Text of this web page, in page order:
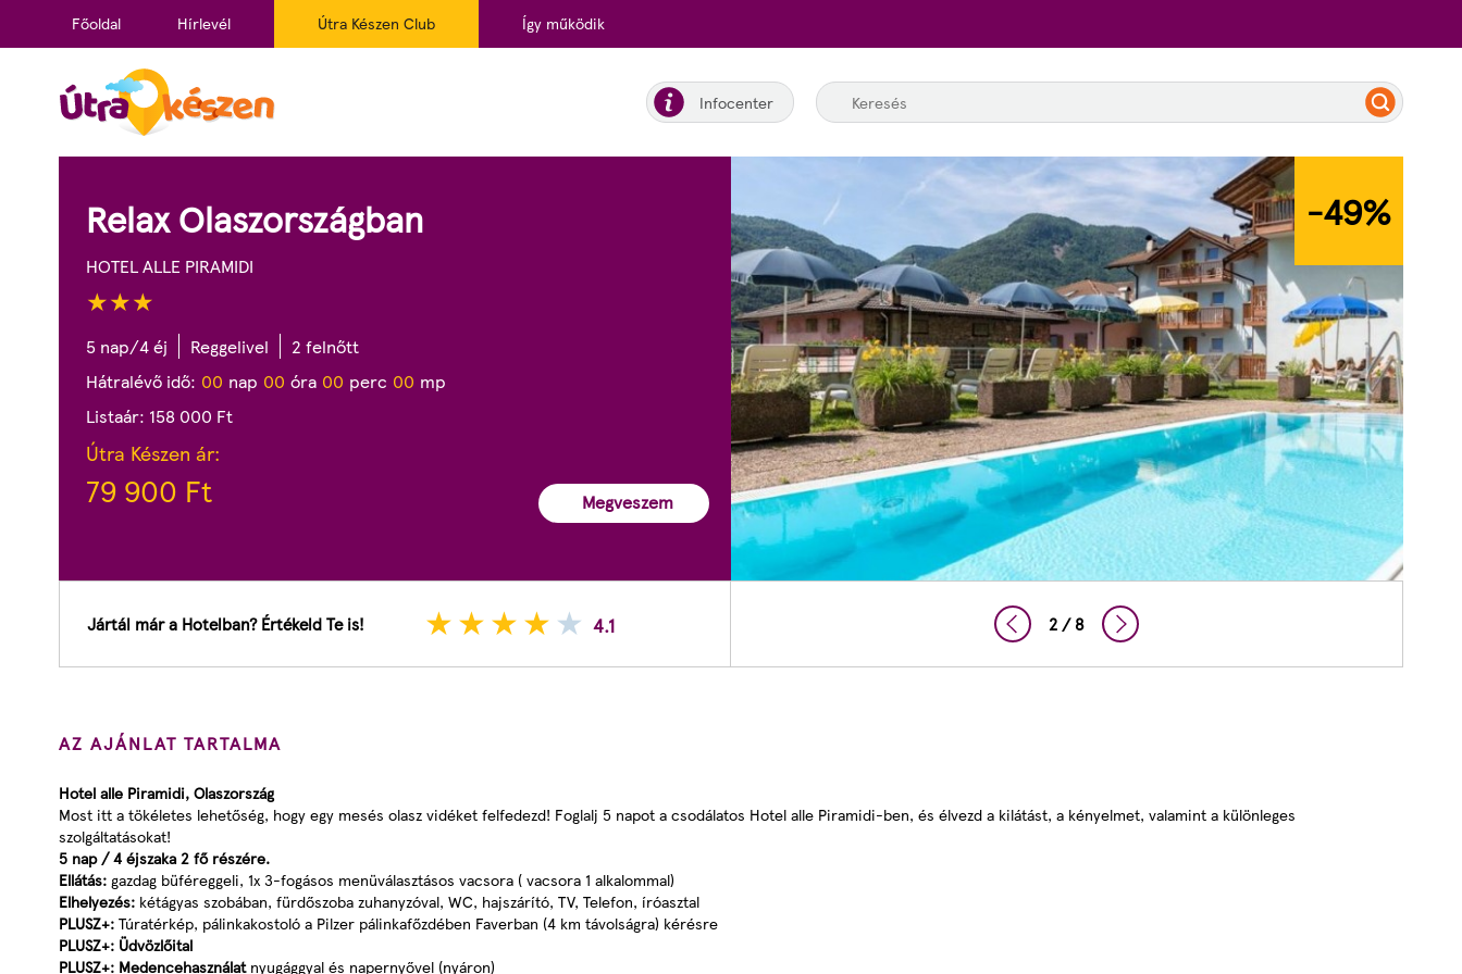
Főoldal Hírlevél Útra Készen Club Így működik
Infocenter
Relax Olaszországban
HOTEL ALLE PIRAMIDI
5 nap/4 éj Reggelivel
2 felnőtt
Hátralévő idő: 00 nap 00 óra 00 perc 00 mp
Listaár: 158 000 Ft
Útra Készen ár:
79 900 Ft Megveszem
Jártál már a Hotelban? Értékeld Te is! 4.1 2 / 8
-49%
AZ AJÁNLAT TARTALMA
Hotel alle Piramidi, Olaszország
Most itt a tökéletes lehetőség, hogy egy mesés olasz vidéket felfedezd! Foglalj 5 napot a csodálatos Hotel alle Piramidi-ben, és élvezd a kilátást, a kényelmet, valamint a különleges
szolgáltatásokat!
5 nap / 4 éjszaka 2 fő részére.
Ellátás: gazdag büféreggeli, 1x 3-fogásos menüválasztásos vacsora ( vacsora 1 alkalommal)
Elhelyezés: kétágyas szobában, fürdőszoba zuhanyzóval, WC, hajszárító, TV, Telefon, íróasztal
PLUSZ+: Túratérkép, pálinkakostoló a Pilzer pálinkafőzdében Faverban (4 km távolságra) kérésre
PLUSZ+: Üdvözlőital
PLUSZ+: Medencehasználatnyugággyal és napernyővel (nyáron)